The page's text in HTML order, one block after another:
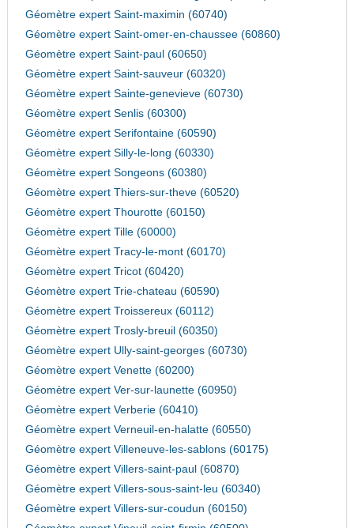
Géomètre expert Saint-maximin (60740)
Géomètre expert Saint-omer-en-chaussee (60860)
Géomètre expert Saint-paul (60650)
Géomètre expert Saint-sauveur (60320)
Géomètre expert Sainte-genevieve (60730)
Géomètre expert Senlis (60300)
Géomètre expert Serifontaine (60590)
Géomètre expert Silly-le-long (60330)
Géomètre expert Songeons (60380)
Géomètre expert Thiers-sur-theve (60520)
Géomètre expert Thourotte (60150)
Géomètre expert Tille (60000)
Géomètre expert Tracy-le-mont (60170)
Géomètre expert Tricot (60420)
Géomètre expert Trie-chateau (60590)
Géomètre expert Troissereux (60112)
Géomètre expert Trosly-breuil (60350)
Géomètre expert Ully-saint-georges (60730)
Géomètre expert Venette (60200)
Géomètre expert Ver-sur-launette (60950)
Géomètre expert Verberie (60410)
Géomètre expert Verneuil-en-halatte (60550)
Géomètre expert Villeneuve-les-sablons (60175)
Géomètre expert Villers-saint-paul (60870)
Géomètre expert Villers-sous-saint-leu (60340)
Géomètre expert Villers-sur-coudun (60150)